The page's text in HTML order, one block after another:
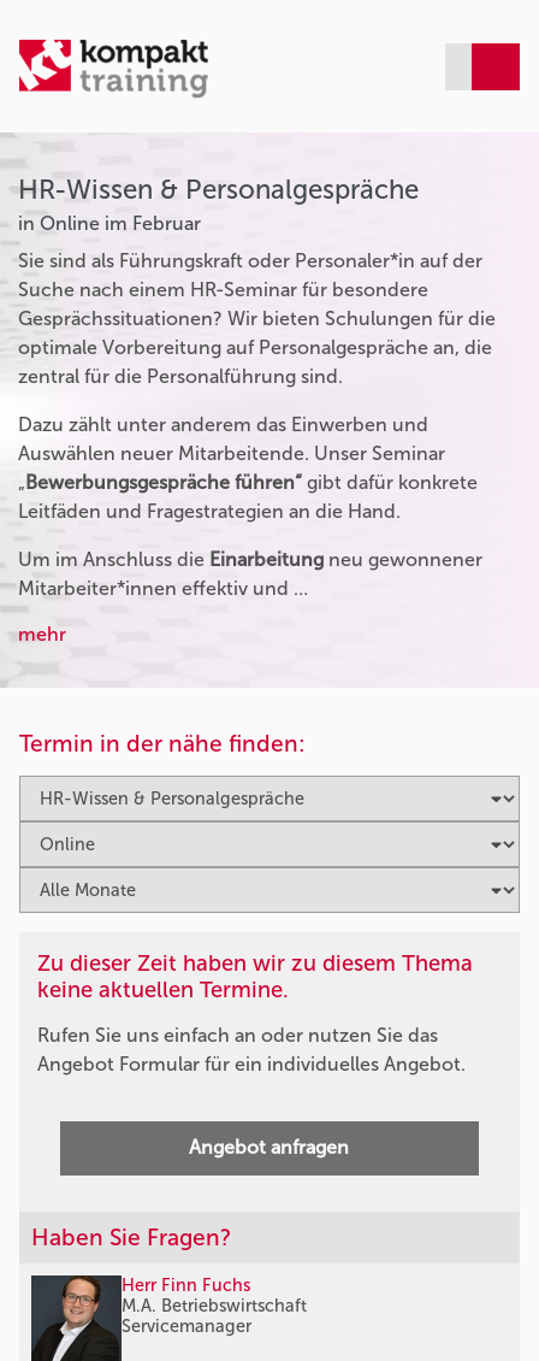
HR-Wissen & Personalgespräche
in Online im Februar
Sie sind als Führungskraft oder Personaler*in auf der
Suche nach einem HR-Seminar für besondere
Gesprächssituationen? Wir bieten Schulungen für die
optimale Vorbereitung auf Personalgespräche an, die
zentral für die Personalführung sind.
Dazu zählt unter anderem das Einwerben und
Auswählen neuer Mitarbeitende. Unser Seminar
„Bewerbungsgespräche führen“ gibt dafür konkrete
Leitfäden und Fragestrategien an die Hand.
Um im Anschluss die Einarbeitung neu gewonnener
Mitarbeiter*innen effektiv und …
mehr
Termin in der nähe finden:
Zu dieser Zeit haben wir zu diesem Thema
keine aktuellen Termine.
Rufen Sie uns einfach an oder nutzen Sie das
Angebot Formular für ein individuelles Angebot.
Angebot anfragen
Haben Sie Fragen?
Herr Finn Fuchs
M.A. Betriebswirtschaft
Servicemanager